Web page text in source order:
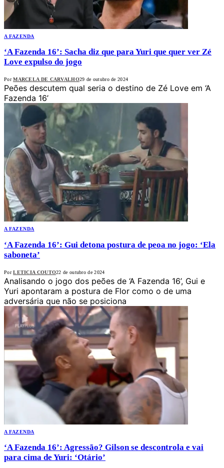
A FAZENDA
‘A Fazenda 16’: Sacha diz que para Yuri que quer ver Zé
Love expulso do jogo
Por MARCELA DE CARVALHO29 de outubro de 2024
Peões descutem qual seria o destino de Zé Love em ‘A
Fazenda 16’
A FAZENDA
‘A Fazenda 16’: Gui detona postura de peoa no jogo: ‘Ela
saboneta’
Por LETICIA COUTO22 de outubro de 2024
Analisando o jogo dos peões de ‘A Fazenda 16’, Gui e
Yuri apontaram a postura de Flor como o de uma
adversária que não se posiciona
A FAZENDA
‘A Fazenda 16’: Agressão? Gilson se descontrola e vai
para cima de Yuri: ‘Otário’